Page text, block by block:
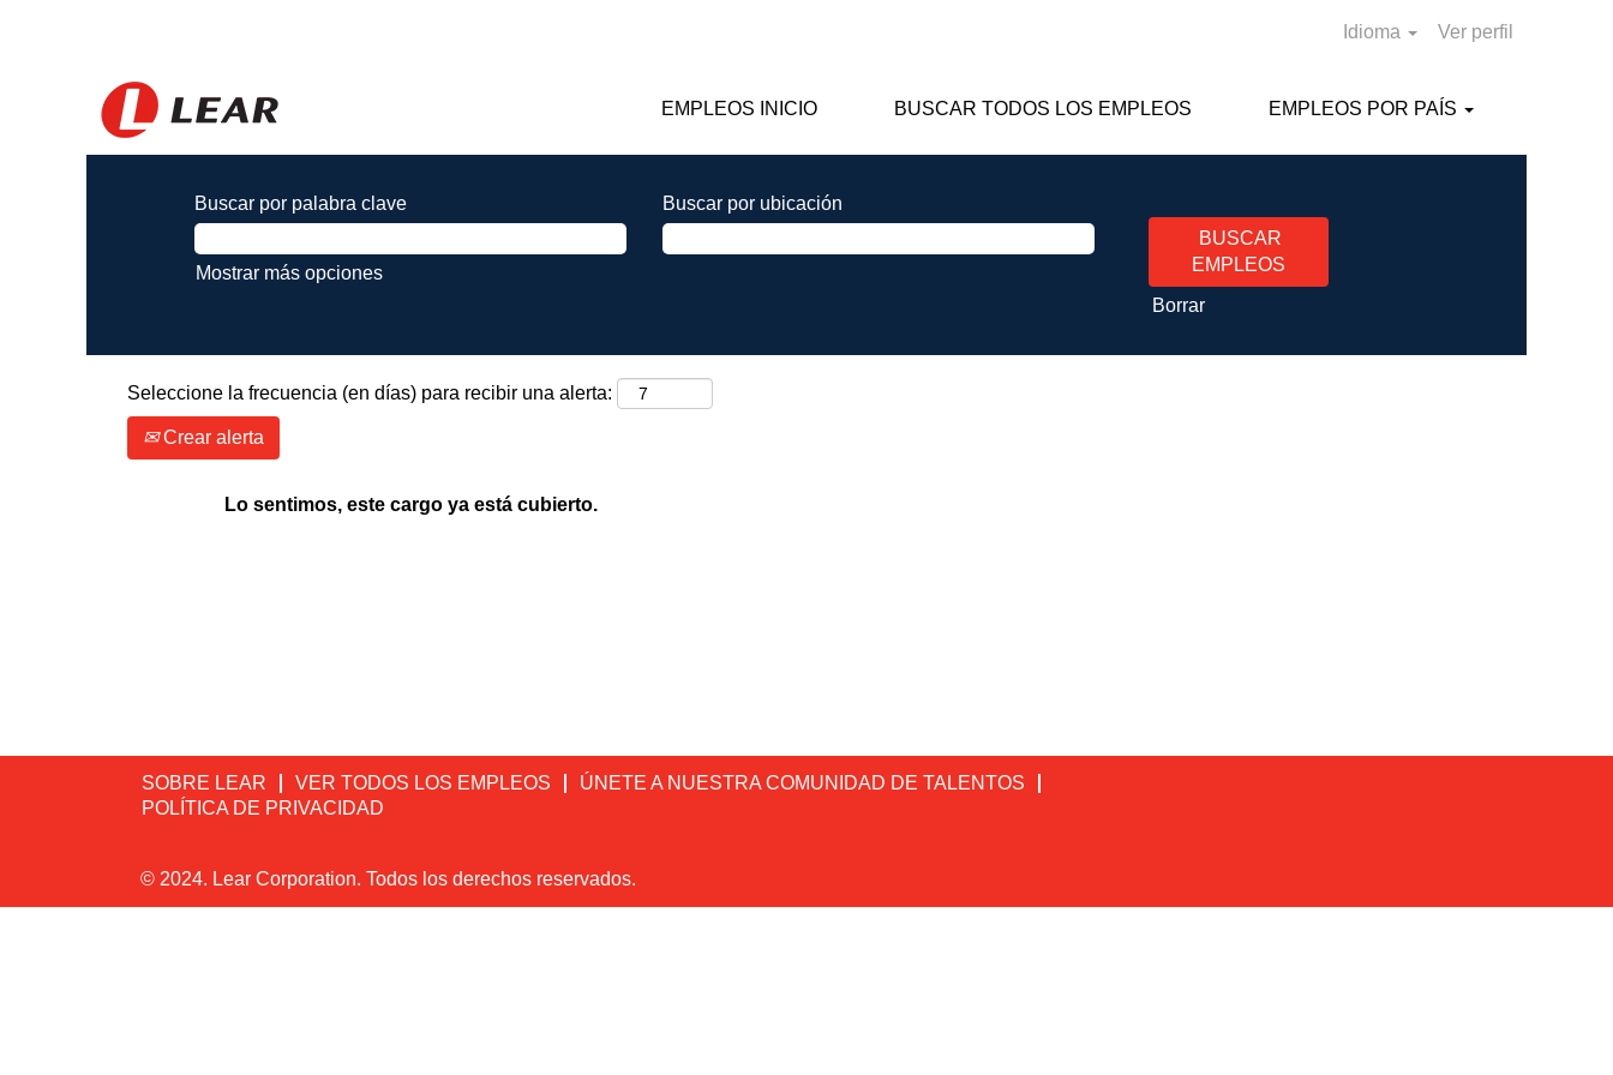
Idioma Ver perfil
EMPLEOS INICIO BUSCAR TODOS LOS EMPLEOS EMPLEOS POR PAÍS
Buscar por palabra clave Buscar por ubicación
Mostrar más opciones
Borrar
Seleccione la frecuencia (en días) para recibir una alerta:
Crear alerta
Lo sentimos, este cargo ya está cubierto.
SOBRE LEAR VER TODOS LOS EMPLEOS
ÚNETE A NUESTRA COMUNIDAD DE TALENTOS
POLÍTICA DE PRIVACIDAD
© 2024. Lear Corporation. Todos los derechos reservados.